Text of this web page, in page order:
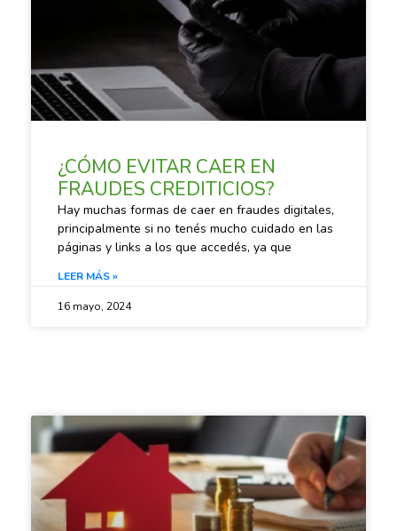
¿CÓMO EVITAR CAER EN
FRAUDES CREDITICIOS?
Hay muchas formas de caer en fraudes digitales,
principalmente si no tenés mucho cuidado en las
páginas y links a los que accedés, ya que
LEER MÁS »
16 mayo, 2024
SACANDO CUENTAS